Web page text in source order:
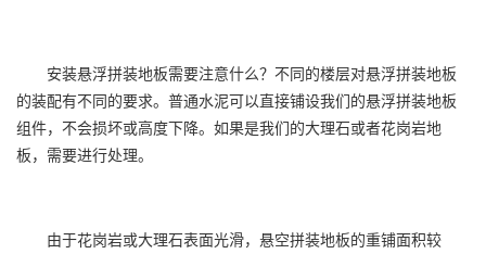
安装悬浮拼装地板需要注意什么？不同的楼层对悬浮拼装地板
的装配有不同的要求。普通水泥可以直接铺设我们的悬浮拼装地板
组件，不会损坏或高度下降。如果是我们的大理石或者花岗岩地
板，需要进行处理。
由于花岗岩或大理石表面光滑，悬空拼装地板的重铺面积较